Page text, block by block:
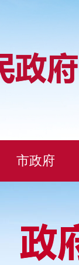
市政府